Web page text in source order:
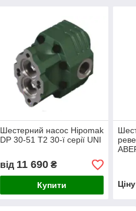
Шестерний насос Hipomak
DP 30-51 T2 30-ї серії UNI
від 11 690₴
Купити